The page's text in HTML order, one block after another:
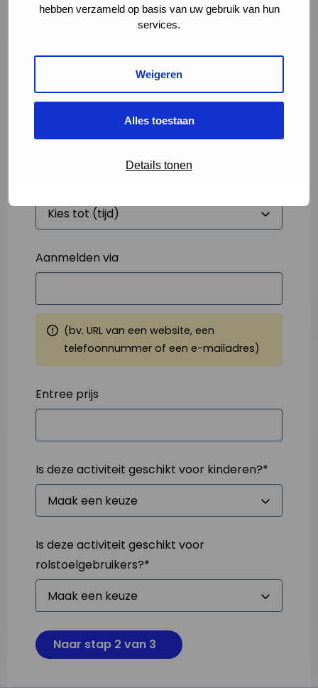
hebben verzameld op basis van uw gebruik van hun
services.
Weigeren
Alles toestaan
Details tonen
Starttijd*
Aanmelden via
(bv. URL van een website, een
telefoonnummer of een e-mailadres)
Entree prijs
Is deze activiteit geschikt voor kinderen?*
Is deze activiteit geschikt voor
rolstoelgebruikers?*